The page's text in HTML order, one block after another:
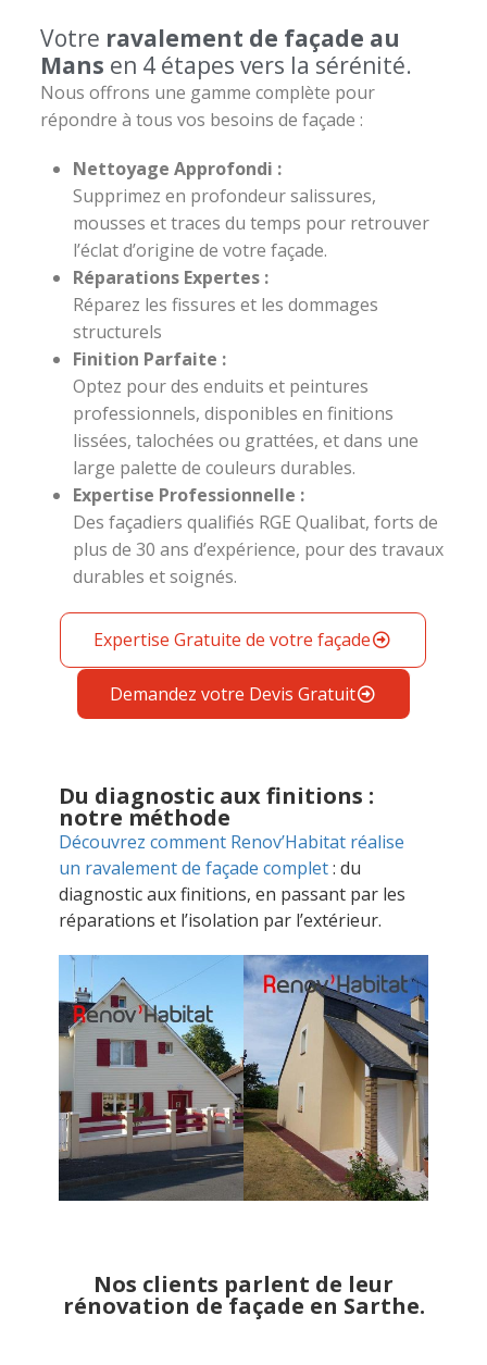
Votre ravalement de façade au
Mans en 4 étapes vers la sérénité.
Nous offrons une gamme complète pour
répondre à tous vos besoins de façade :
Nettoyage Approfondi :
Supprimez en profondeur salissures,
mousses et traces du temps pour retrouver
l’éclat d’origine de votre façade.
Réparations Expertes :
Réparez les fissures et les dommages
structurels
Finition Parfaite :
Optez pour des enduits et peintures
professionnels, disponibles en finitions
lissées, talochées ou grattées, et dans une
large palette de couleurs durables.
Expertise Professionnelle :
Des façadiers qualifiés RGE Qualibat, forts de
plus de 30 ans d’expérience, pour des travaux
durables et soignés.
Expertise Gratuite de votre façade
Demandez votre Devis Gratuit
Du diagnostic aux finitions :
notre méthode
Découvrez comment Renov’Habitat réalise
un ravalement de façade complet: du
diagnostic aux finitions, en passant par les
réparations et l’isolation par l’extérieur.
Nos clients parlent de leur
rénovation de façade en Sarthe.